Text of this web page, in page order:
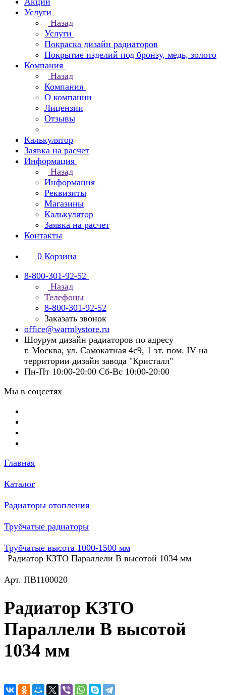
Услуги
Назад
Услуги
Покраска дизайн радиаторов
Покрытие изделий под бронзу, медь, золото
Компания
Назад
Компания
О компании
Лицензии
Отзывы
Калькулятор
Заявка на расчет
Информация
Назад
Информация
Реквизиты
Магазины
Калькулятор
Заявка на расчет
Контакты
0 Корзина
8-800-301-92-52
Назад
Телефоны
8-800-301-92-52
Заказать звонок
office@warmlystore.ru
Шоурум дизайн радиаторов по адресу
г. Москва, ул. Самокатная 4с9, 1 эт. пом. IV на
территории дизайн завода "Кристалл"
Пн-Пт 10:00-20:00 Сб-Вс 10:00-20:00
Мы в соцсетях
Главная
Каталог
Радиаторы отопления
Трубчатые радиаторы
Трубчатые высота 1000-1500 мм
Радиатор КЗТО Параллели В высотой 1034 мм
Арт. ПВ1100020
Радиатор КЗТО
Параллели В высотой
1034 мм